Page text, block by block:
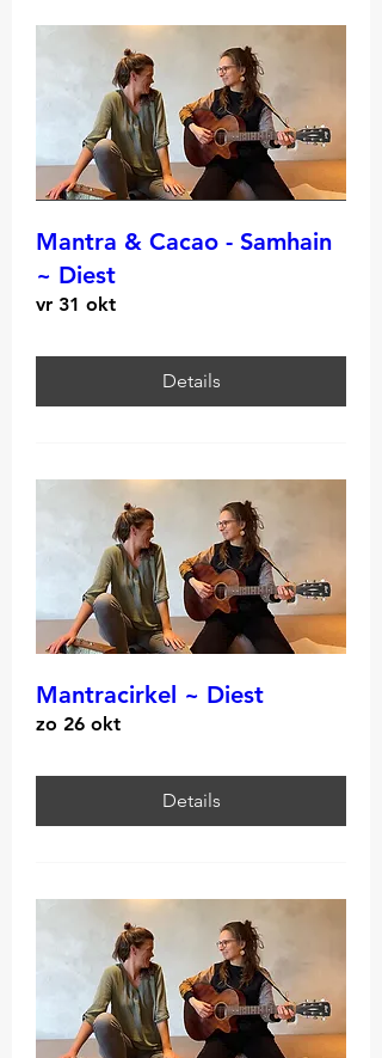
Mantra & Cacao - Samhain
~ Diest
vr 31 okt
Details
Mantracirkel ~ Diest
zo 26 okt
Details